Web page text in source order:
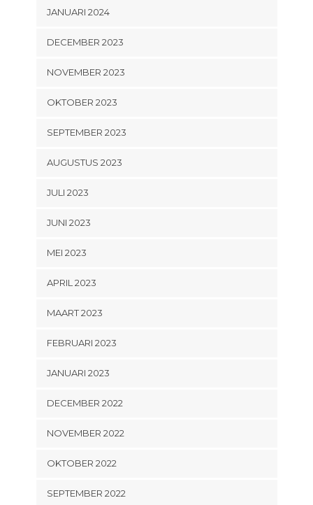
JANUARI 2024
DECEMBER 2023
NOVEMBER 2023
OKTOBER 2023
SEPTEMBER 2023
AUGUSTUS 2023
JULI 2023
JUNI 2023
MEI 2023
APRIL 2023
MAART 2023
FEBRUARI 2023
JANUARI 2023
DECEMBER 2022
NOVEMBER 2022
OKTOBER 2022
SEPTEMBER 2022